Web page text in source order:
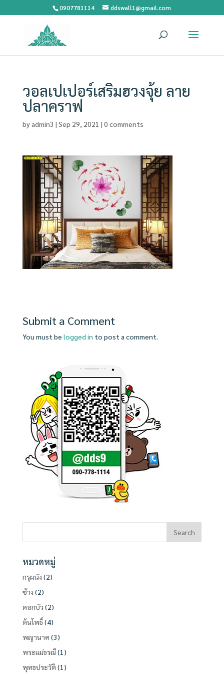
0907781114 ddswall1@gmail.com
วอลเปเปอร์เสริมฮวงจุ้ย ลาย
ปลาคราฟ
byadmin3 | Sep 29, 2021 | 0 comments
Submit a Comment
You must be logged in to post a comment.
หมวดหมู่
กรุผนัง (2)
ช้าง (2)
ดอกบัว (2)
ต้นโพธิ์(4)
พญานาค (3)
พระแม่ธรณี(1)
พุทธประวัติ (1)